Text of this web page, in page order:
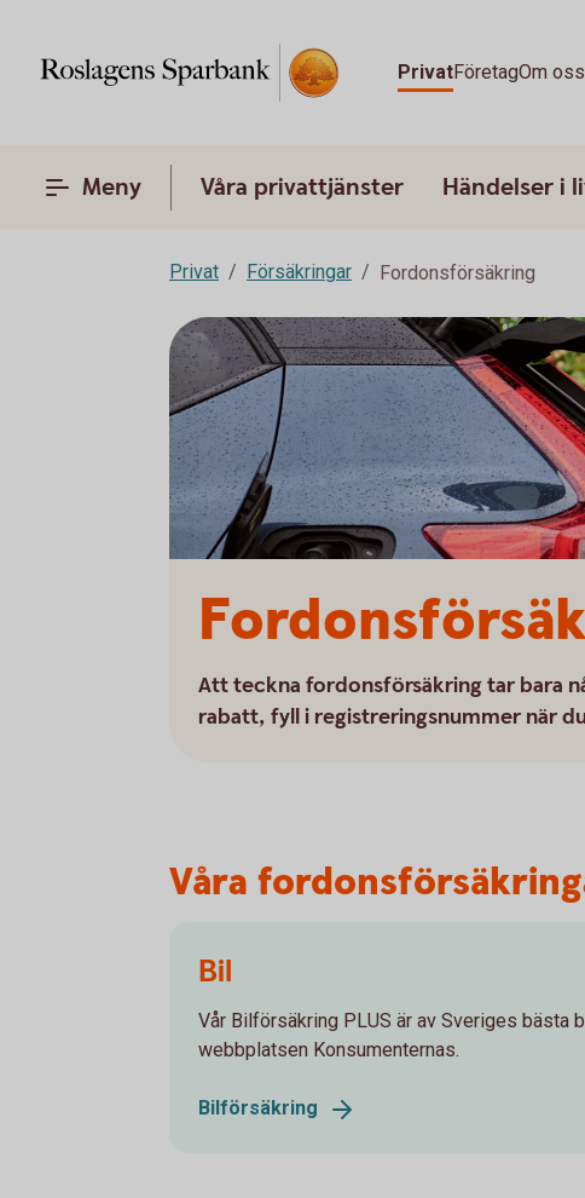
PrivatFöretagOm oss
Meny Våra privattjänster Händelser i
Privat Försäkringar Fordonsförsäkring
Att teckna fordonsförsäkring tar bara
rabatt, fyll i registreringsnummer när
Våra
Bil
Vår Bilförsäkring PLUS är av Sveriges bästa
webbplatsen Konsumenternas.
Bilförsäkring